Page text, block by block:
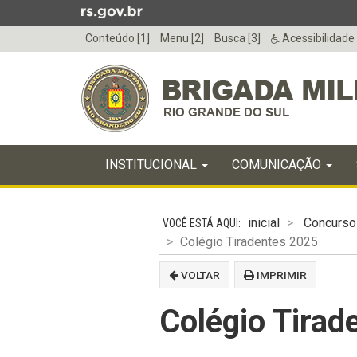
para
menu
Conteúdo [1] Menu [2] Busca [3] Acessibilidade
do
menu
INICIAL
INSTITUCIONAL COMUNICAÇÃO
inicial
Colégio Tiradentes 2025
VOLTAR IMPRIMIR
Colégio